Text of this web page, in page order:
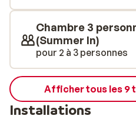
Chambre 3
(Summer In)
pour 2 à 3 personnes
Afficher tous les 9
Installations